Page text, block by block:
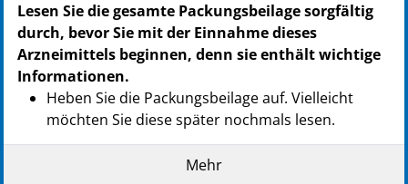
Lesen Sie die gesamte Packungsbeilage sorgfältig
durch, bevor Sie mit der Einnahme dieses
Arzneimittels beginnen, denn sie enthält wichtige
Informationen.
Heben Sie die Packungsbeilage auf. Vielleicht
möchten Sie diese später nochmals lesen.
Wenn Sie weitere Fragen haben, wenden Sie sich
an Ihren Arzt oder Apotheker.
Mehr